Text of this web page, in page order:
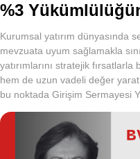
%3
Kurumsal yatırım dünyasında
mevzuata uyum sağlamakla
yatırımlarını stratejik
hem de uzun vadeli değer
bu noktada Girişim Sermayesi